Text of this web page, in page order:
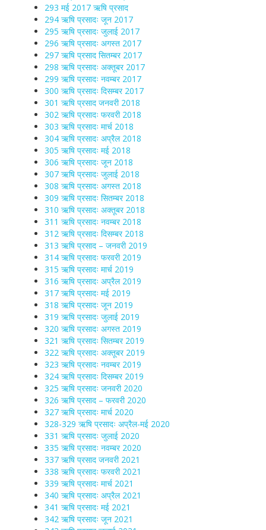
293 मई 2017 ऋषि प्रसाद
294 ऋषि प्रसादः जून 2017
295 ऋषि प्रसादः जुलाई 2017
296 ऋषि प्रसादः अगस्त 2017
297 ऋषि प्रसाद सितम्बर 2017
298 ऋषि प्रसादः अक्तूबर 2017
299 ऋषि प्रसादः नवम्बर 2017
300 ऋषि प्रसादः दिसम्बर 2017
301 ऋषि प्रसाद जनवरी 2018
302 ऋषि प्रसादः फरवरी 2018
303 ऋषि प्रसादः मार्च 2018
304 ऋषि प्रसादः अप्रैल 2018
305 ऋषि प्रसादः मई 2018
306 ऋषि प्रसादः जून 2018
307 ऋषि प्रसादः जुलाई 2018
308 ऋषि प्रसादः अगस्त 2018
309 ऋषि प्रसादः सितम्बर 2018
310 ऋषि प्रसादः अक्तूबर 2018
311 ऋषि प्रसादः नवम्बर 2018
312 ऋषि प्रसादः दिसम्बर 2018
313 ऋषि प्रसाद – जनवरी 2019
314 ऋषि प्रसादः फरवरी 2019
315 ऋषि प्रसादः मार्च 2019
316 ऋषि प्रसादः अप्रैल 2019
317 ऋषि प्रसादः मई 2019
318 ऋषि प्रसादः जून 2019
319 ऋषि प्रसादः जुलाई 2019
320 ऋषि प्रसादः अगस्त 2019
321 ऋषि प्रसादः सितम्बर 2019
322 ऋषि प्रसादः अक्तूबर 2019
323 ऋषि प्रसादः नवम्बर 2019
324 ऋषि प्रसादः दिसम्बर 2019
325 ऋषि प्रसादः जनवरी 2020
326 ऋषि प्रसाद – फरवरी 2020
327 ऋषि प्रसादः मार्च 2020
328-329 ऋषि प्रसादः अप्रैल-मई 2020
331 ऋषि प्रसादः जुलाई 2020
335 ऋषि प्रसादः नवम्बर 2020
337 ऋषि प्रसाद जनवरी 2021
338 ऋषि प्रसादः फरवरी 2021
339 ऋषि प्रसादः मार्च 2021
340 ऋषि प्रसादः अप्रैल 2021
341 ऋषि प्रसादः मई 2021
342 ऋषि प्रसादः जून 2021